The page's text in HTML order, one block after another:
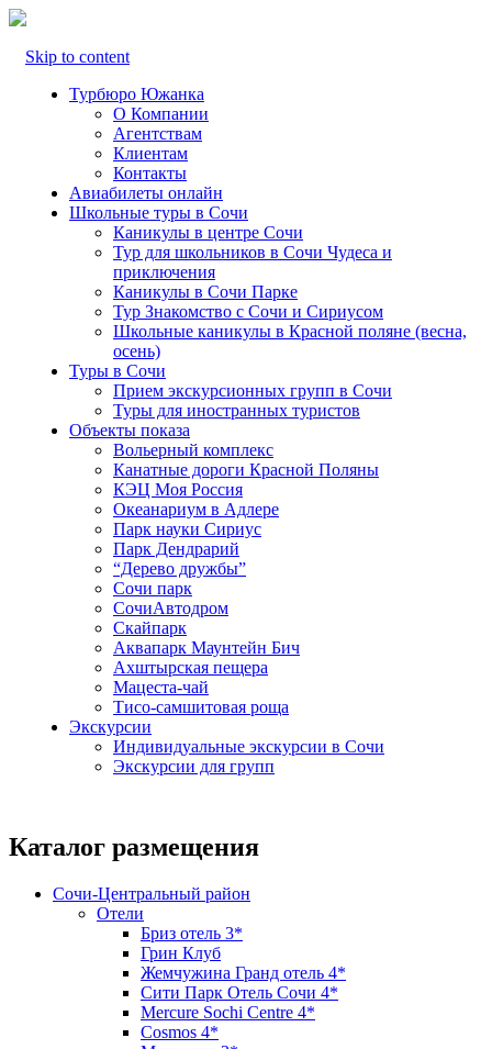
Skip to content
Турбюро Южанка
О Компании
Агентствам
Клиентам
Контакты
Авиабилеты онлайн
Школьные туры в Сочи
Каникулы в центре Сочи
Тур для школьников в Сочи Чудеса и
приключения
Каникулы в Сочи Парке
Тур Знакомство с Сочи и Сириусом
Школьные каникулы в Красной поляне (весна,
осень)
Туры в Сочи
Прием экскурсионных групп в Сочи
Туры для иностранных туристов
Объекты показа
Вольерный комплекс
Канатные дороги Красной Поляны
КЭЦ Моя Россия
Океанариум в Адлере
Парк науки Сириус
Парк Дендрарий
“Дерево дружбы”
Сочи парк
СочиАвтодром
Скайпарк
Аквапарк Маунтейн Бич
Ахштырская пещера
Мацеста-чай
Тисо-самшитовая роща
Экскурсии
Индивидуальные экскурсии в Сочи
Экскурсии для групп
Каталог размещения
Сочи-Центральный район
Отели
Бриз отель 3*
Грин Клуб
Жемчужина Гранд отель 4*
Сити Парк Отель Сочи 4*
Mercure Sochi Centre 4*
Cosmos 4*